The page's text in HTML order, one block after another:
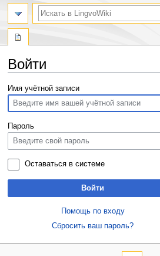
Войти
Перейти
навигации
Перейти
поиску
Имя учётной записи
Пароль
Оставаться в системе
Войти
Помощь по входу
Сбросить ваш пароль?